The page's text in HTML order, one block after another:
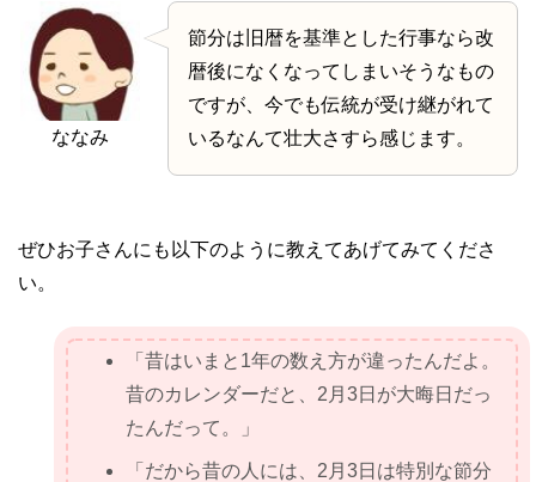
ななみ
節分は旧暦を基準とした行事なら改
暦後になくなってしまいそうなもの
ですが、今でも伝統が受け継がれて
いるなんて壮大さすら感じます。
ぜひお子さんにも以下のように教えてあげてみてくださ
い。
「昔はいまと1年の数え方が違ったんだよ。
昔のカレンダーだと、2月3日が大晦日だっ
たんだって。」
「だから昔の人には、2月3日は特別な節分